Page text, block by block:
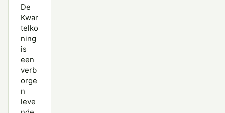
De
Kwar
telko
ning
is
een
verb
orge
n
leve